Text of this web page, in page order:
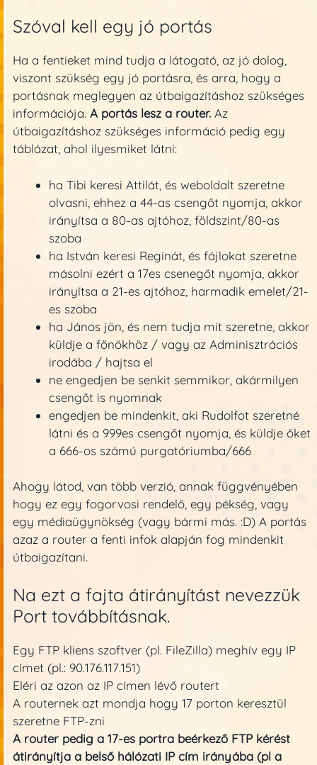
Szóval kell egy jó portás
Ha a fentieket mind tudja a látogató, az jó dolog,
viszont szükség egy jó portásra, és arra, hogy a
portásnak meglegyen az útbaigazításhoz szükséges
információja. A portás lesz a router.Az
útbaigazításhoz szükséges információ pedig egy
táblázat, ahol ilyesmiket látni:
ha Tibi keresi Attilát, és weboldalt szeretne
olvasni, ehhez a 44-as csengőt nyomja, akkor
irányítsa a 80-as ajtóhoz, földszint/80-as
szoba
ha István keresi Reginát, és fájlokat szeretne
másolni ezért a 17es csenegőt nyomja, akkor
irányítsa a 21-es ajtóhoz, harmadik emelet/21-
es szoba
ha János jön, és nem tudja mit szeretne, akkor
küldje a főnökhöz / vagy az Adminisztrációs
irodába / hajtsa el
ne engedjen be senkit semmikor, akármilyen
csengőt is nyomnak
engedjen be mindenkit, aki Rudolfot szeretné
látni és a 999es csengőt nyomja, és küldje őket
a 666-os számú purgatóriumba/666
Ahogy látod, van több verzió, annak függvényében
hogy ez egy fogorvosi rendelő, egy pékség, vagy
egy médiaügynökség (vagy bármi más. :D) A portás
azaz a router a fenti infok alapján fog mindenkit
útbaigazítani.
Na ezt a fajta átirányítást nevezzük
Port továbbításnak.
Egy FTP kliens szoftver (pl. FileZilla) meghív egy IP
címet (pl.: 90.176.117.151)
Eléri az azon az IP címen lévő routert
A routernek azt mondja hogy 17 porton keresztül
szeretne FTP-zni
A router pedig a 17-es portra beérkező FTP kérést
átirányítja a belső hálózati IP cím irányába (pl a